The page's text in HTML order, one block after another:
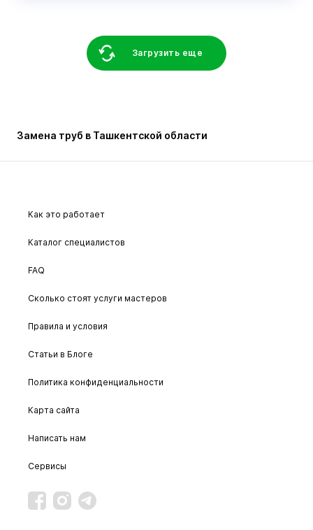
Загрузить еще
Замена труб в Ташкентской области
Как это работает
Каталог специалистов
FAQ
Сколько стоят услуги мастеров
Правила и условия
Статьи в Блоге
Политика конфиденциальности
Карта сайта
Написать нам
Сервисы